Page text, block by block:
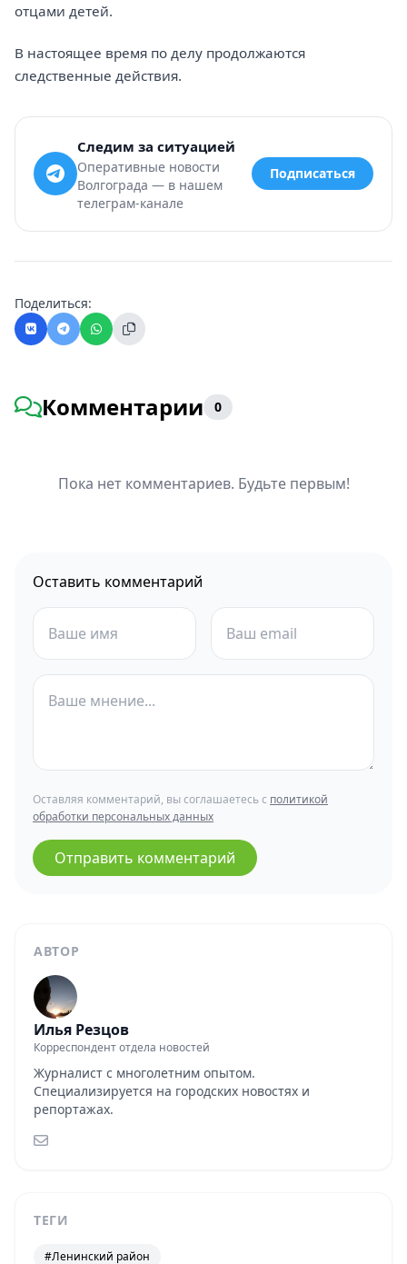
АВТОР
Илья Резцов
Корреспондент отдела новостей
Журналист с многолетним опытом.
Специализируется на городских новостях и
репортажах.
ТЕГИ
#Ленинский район
отцами детей.
В настоящее время по делу продолжаются
следственные действия.
Следим за ситуацией
Оперативные новости
Волгограда — в нашем
телеграм-канале
Подписаться
Поделиться:
Комментарии 0
Пока нет комментариев. Будьте первым!
Оставить комментарий
Оставляя комментарий, вы соглашаетесь с политикой
обработки персональных данных
Отправить комментарий